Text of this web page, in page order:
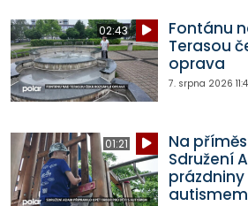
02:43
Fontánu
Terasou
oprava
7. srpna 2026
01:21
Na
Sdružení
prázdniny
autismem